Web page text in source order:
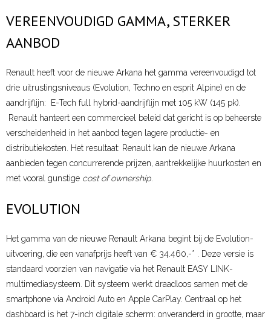
- - Scenic E-Tech electric
- E-Tech full hybrid
- - Clio E-Tech
- - Captur E-Tech
- - Arkana E-Tech
- - Austral E-Tech
- - Rafale E-Tech
- - Espace E-Tech
- Bedrijfswagens
VEREENVOUDIGD GAMMA, STERKER
AANBOD
Renault heeft voor de nieuwe Arkana het gamma vereenvoudigd tot
drie uitrustingsniveaus (Evolution, Techno en esprit Alpine) en de
aandrijflijn: E-Tech full hybrid-aandrijflijn met 105 kW (145 pk).
Renault hanteert een commercieel beleid dat gericht is op beheerste
verscheidenheid in het aanbod tegen lagere productie- en
distributiekosten. Het resultaat: Renault kan de nieuwe Arkana
aanbieden tegen concurrerende prijzen, aantrekkelijke huurkosten en
met vooral gunstige cost of ownership
EVOLUTION
Het gamma van de nieuwe Renault Arkana begint bij de Evolution-
uitvoering, die een vanafprijs heeft van € 34.460,-* . Deze versie is
standaard voorzien van navigatie via het Renault EASY LINK-
multimediasysteem. Dit systeem werkt draadloos samen met de
smartphone via Android Auto en Apple CarPlay. Centraal op het
dashboard is het 7-inch digitale scherm: onveranderd in grootte, maar